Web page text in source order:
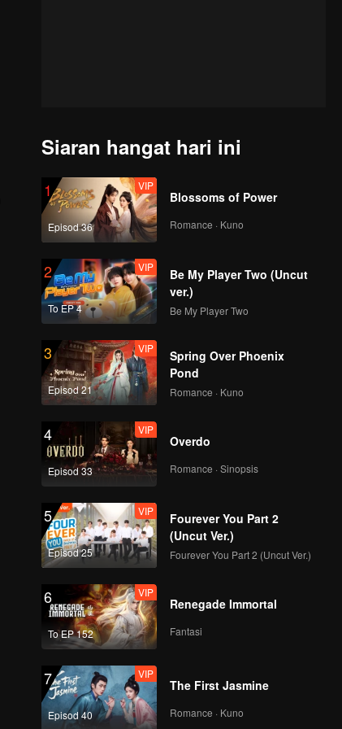
Siaran hangat hari ini
1
Episod 36
VIP
Blossoms of Power
Romance · Kuno
2
To EP 4
VIP
Be My Player Two (Uncut
ver.)
Be My Player Two
3
Episod 21
VIP
Spring Over Phoenix
Pond
Romance · Kuno
4
Episod 33
VIP
Overdo
Romance · Sinopsis
5
Episod 25
VIP
Fourever You Part 2
(Uncut Ver.)
Fourever You Part 2 (Uncut Ver.)
6
To EP 152
VIP
Renegade Immortal
Fantasi
7
Episod 40
VIP
The First Jasmine
Romance · Kuno